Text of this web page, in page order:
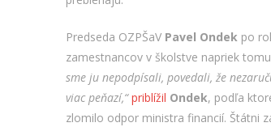
Predseda OZPŠaV Pavel Ondekpo
zamestnancov v školstve napriek
sme ju nepodpísali, povedali, že
viac peňazí,“ priblížil Ondek, podľa
zlomilo odpor ministra financií. Štátni